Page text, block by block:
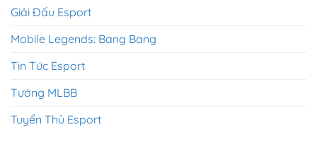
Giải Đấu Esport
Mobile Legends: Bang Bang
Tin Tức Esport
Tướng MLBB
Tuyển Thủ Esport